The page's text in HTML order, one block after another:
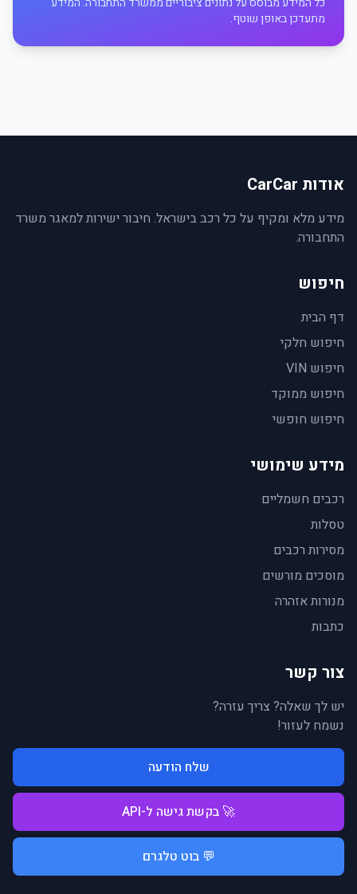
מתעדכן באופן שוטף.
אודות CarCar
מידע מלא ומקיף על כל רכב בישראל. חיבור ישירות למאגר משרד
התחבורה.
חיפוש
דף הבית
חיפוש חלקי
חיפוש VIN
חיפוש ממוקד
חיפוש חופשי
מידע שימושי
רכבים חשמליים
טסלות
מסירות רכבים
מוסכים מורשים
מנורות אזהרה
כתבות
צור קשר
יש לך שאלה? צריך עזרה?
נשמח לעזור!
שלח הודעה
🚀 בקשת גישה ל-API
💬 בוט טלגרם